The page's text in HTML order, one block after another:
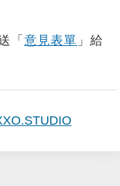
「 意見表單 」給